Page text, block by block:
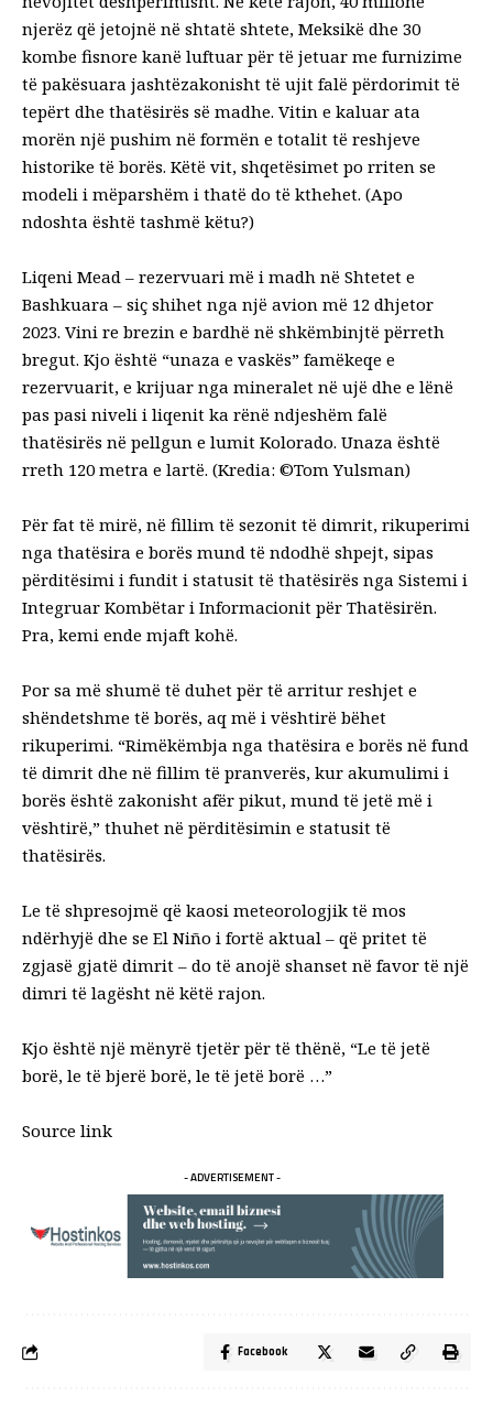
njerëz që jetojnë në shtatë shtete, Meksikë dhe 30
kombe fisnore kanë luftuar për të jetuar me furnizime
të pakësuara jashtëzakonisht të ujit falë përdorimit të
tepërt dhe thatësirës së madhe. Vitin e kaluar ata
morën një pushim në formën e totalit të reshjeve
historike të borës. Këtë vit, shqetësimet po rriten se
modeli i mëparshëm i thatë do të kthehet. (Apo
ndoshta është tashmë këtu?)
Liqeni Mead – rezervuari më i madh në Shtetet e
Bashkuara – siç shihet nga një avion më 12 dhjetor
2023. Vini re brezin e bardhë në shkëmbinjtë përreth
bregut. Kjo është “unaza e vaskës” famëkeqe e
rezervuarit, e krijuar nga mineralet në ujë dhe e lënë
pas pasi niveli i liqenit ka rënë ndjeshëm falë
thatësirës në pellgun e lumit Kolorado. Unaza është
rreth 120 metra e lartë. (Kredia: ©Tom Yulsman)
Për fat të mirë, në fillim të sezonit të dimrit, rikuperimi
nga thatësira e borës mund të ndodhë shpejt, sipas
përditësimi i fundit i statusit të thatësirës nga Sistemi i
Integruar Kombëtar i Informacionit për Thatësirën.
Pra, kemi ende mjaft kohë.
Por sa më shumë të duhet për të arritur reshjet e
shëndetshme të borës, aq më i vështirë bëhet
rikuperimi. “Rimëkëmbja nga thatësira e borës në fund
të dimrit dhe në fillim të pranverës, kur akumulimi i
borës është zakonisht afër pikut, mund të jetë më i
vështirë,” thuhet në përditësimin e statusit të
thatësirës.
Le të shpresojmë që kaosi meteorologjik të mos
ndërhyjë dhe se El Niño i fortë aktual – që pritet të
zgjasë gjatë dimrit – do të anojë shanset në favor të një
dimri të lagësht në këtë rajon.
Kjo është një mënyrë tjetër për të thënë, “Le të jetë
borë, le të bjerë borë, le të jetë borë …”
Source link
- ADVERTISEMENT -
Facebook